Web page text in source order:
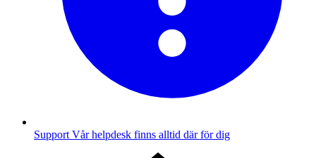
Support Vår helpdesk finns alltid där för dig